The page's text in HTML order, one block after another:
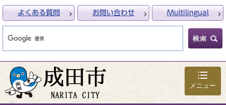
メニュー
よくある質問 お問い合わせ Multilingual